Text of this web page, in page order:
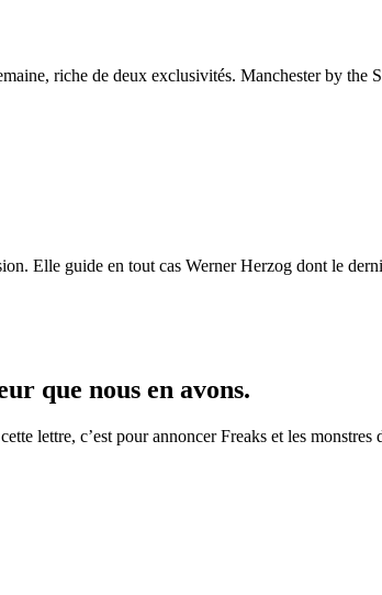
riche de deux exclusivités. Manchester by
Elle guide en tout cas Werner Herzog dont le
que nous en avons.
lettre, c’est pour annoncer Freaks et les